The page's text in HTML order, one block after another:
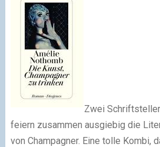
Zwei
feiern zusammen ausgiebig die
von Champagner. Eine tolle Kombi,